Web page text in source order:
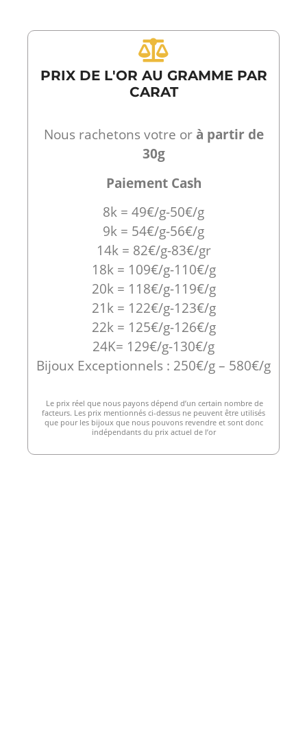
PRIX DE L'OR AU GRAMME PAR
CARAT
Nous rachetons votre orà partir de
30g
Paiement Cash
8k = 49€/g-50€/g
9k = 54€/g-56€/g
14k = 82€/g-83€/gr
18k = 109€/g-110€/g
20k = 118€/g-119€/g
21k = 122€/g-123€/g
22k = 125€/g-126€/g
24K= 129€/g-130€/g
Bijoux Exceptionnels : 250€/g – 580€/g
Le prix réel que nous payons dépend d’un certain nombre de
facteurs. Les prix mentionnés ci-dessus ne peuvent être utilisés
que pour les bijoux que nous pouvons revendre et sont donc
indépendants du prix actuel de l’or